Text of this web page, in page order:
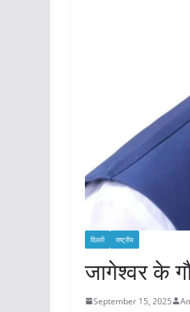
दिल्ली राष्ट्रीय
जागेश्वर के
September 15, 2025